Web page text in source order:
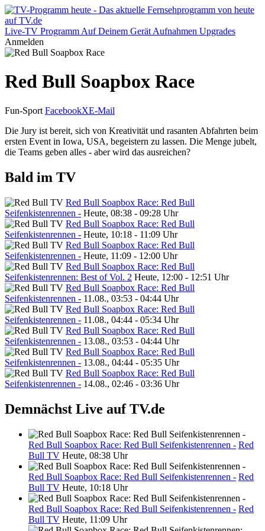
Live-TV Programm Auf Deinem Gerät Aufnahmen Upgrades
Anmelden
Red Bull Soapbox Race
Fun-Sport FacebookXE-Mail
Die Jury ist bereit, sich von Kreativität und rasanten Abfahrten beim
ersten Event in Iowa, USA, begeistern zu lassen. Die Menge jubelt,
die Teams geben alles - aber wird das ausreichen?
Bald im TV
Red Bull Soapbox Race: Red Bull
Seifenkistenrennen - Heute, 08:38 - 09:28 Uhr
Red Bull Soapbox Race: Red Bull
Seifenkistenrennen - Heute, 10:18 - 11:09 Uhr
Red Bull Soapbox Race: Red Bull
Seifenkistenrennen - Heute, 11:09 - 12:00 Uhr
Red Bull Soapbox Race: Red Bull
Seifenkistenrennen: Best of Vol. 2 Heute, 12:00 - 12:51 Uhr
Red Bull Soapbox Race: Red Bull
Seifenkistenrennen - 11.08., 03:53 - 04:44 Uhr
Red Bull Soapbox Race: Red Bull
Seifenkistenrennen - 11.08., 04:44 - 05:34 Uhr
Red Bull Soapbox Race: Red Bull
Seifenkistenrennen - 13.08., 03:53 - 04:44 Uhr
Red Bull Soapbox Race: Red Bull
Seifenkistenrennen - 13.08., 04:44 - 05:35 Uhr
Red Bull Soapbox Race: Red Bull
Seifenkistenrennen - 14.08., 02:46 - 03:36 Uhr
Demnächst Live auf TV.de
Red Bull Soapbox Race: Red Bull Seifenkistenrennen - Red
Bull TV Heute, 08:38 Uhr
Red Bull Soapbox Race: Red Bull Seifenkistenrennen - Red
Bull TV Heute, 10:18 Uhr
Red Bull Soapbox Race: Red Bull Seifenkistenrennen - Red
Bull TV Heute, 11:09 Uhr